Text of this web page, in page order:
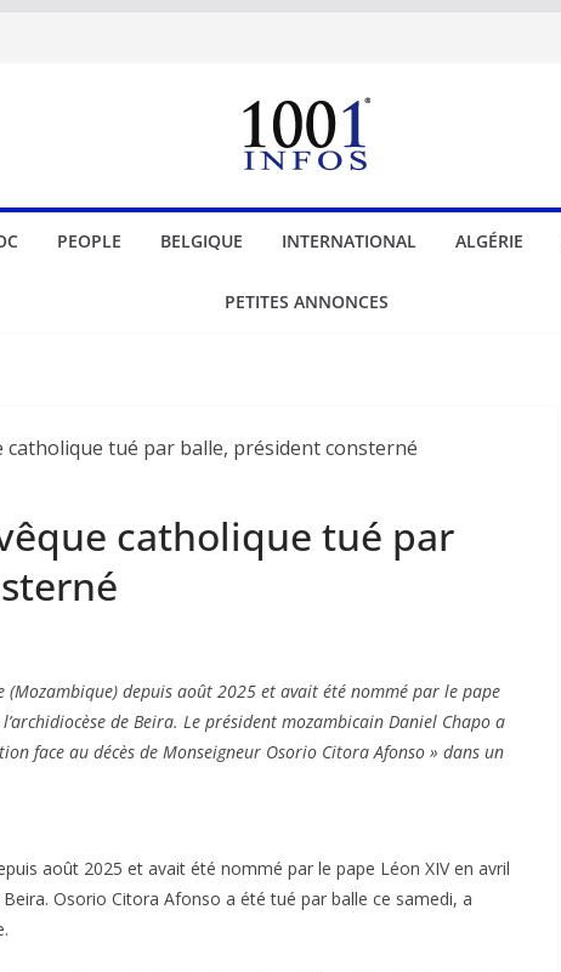
PEOPLE BELGIQUE INTERNATIONAL ALGÉRIE
PETITES ANNONCES
catholique tué par
(Mozambique) depuis août 2025 et avait été nommé par le pape
de Beira. Le président mozambicain Daniel Chapo a
face au décès de Monseigneur Osorio Citora Afonso » dans un
août 2025 et avait été nommé par le pape Léon XIV en avril
Osorio Citora Afonso a été tué par balle ce samedi, a